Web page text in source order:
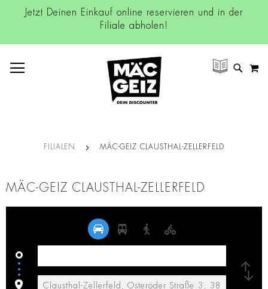
Jetzt Deinen Einkauf online reservieren und in der
Filiale abholen!
SUCHE
FILIALEN MÄC-GEIZ CLAUSTHAL-ZELLERFELD
MÄC-GEIZ CLAUSTHAL-ZELLERFELD